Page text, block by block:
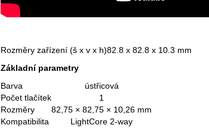
Rozměry zařízení (š x v x h)82.8 x 82.8 x 10.3 mm
Základní parametry
Barva
ústřicová
Počet tlačítek
1
Rozměry
82,75 × 82,75 × 10,26 mm
Kompatibilita
LightCore 2-way